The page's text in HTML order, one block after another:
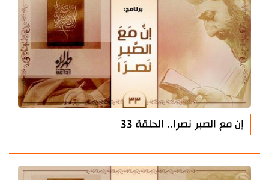
إن مع الصبر نصرا.. الحلقة 33